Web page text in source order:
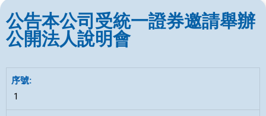
公告本公司受統一證券邀請舉辦
公開法人說明會
1